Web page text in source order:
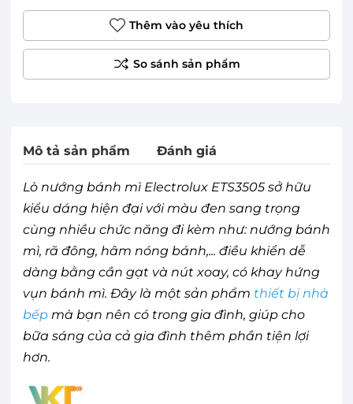
Thêm vào yêu thích
Mô tả sản phẩm Đánh giá
Lò nướng bánh mì Electrolux ETS3505 sở hữu
kiểu dáng hiện đại với màu đen sang trọng
cùng nhiều chức năng đi kèm như: nướng bánh
mì, rã đông, hâm nóng bánh,... điều khiển dễ
dàng bằng cần gạt và nút xoay, có khay hứng
vụn bánh mì. Đây là một sản phẩm thiết bị nhà
bếp mà bạn nên có trong gia đình, giúp cho
bữa sáng của cả gia đình thêm phần tiện lợi
hơn.